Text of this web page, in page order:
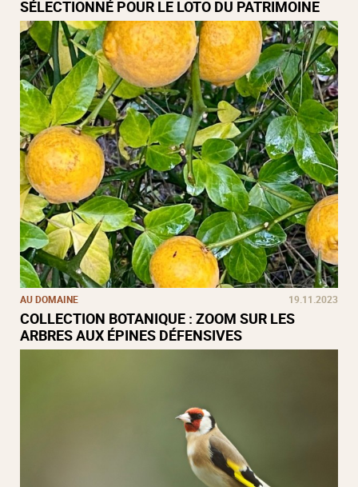
SÉLECTIONNÉ POUR LE LOTO DU PATRIMOINE
AU DOMAINE 19.11.2023
COLLECTION BOTANIQUE : ZOOM SUR LES
ARBRES AUX ÉPINES DÉFENSIVES